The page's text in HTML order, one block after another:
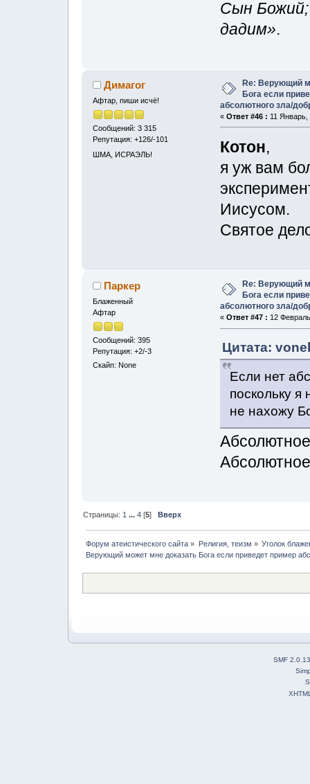
Сын
дадим».
Димагог
Афтар, пиши исчё!
Сообщений: 3 315
Репутация: +126/-101
ШМА, ИСРАЭЛЬ!
Re: Верующий
Бога если
абсолютного зла/
« Ответ #46 : 11 Январь,
Котон,
я уж вам
Иисусом.
Святое
Паркер
Блаженный
Афтар
Сообщений: 395
Репутация: +2/-3
Скайп: None
Re: Верующий
Бога если
абсолютного зла/
« Ответ #47 : 12
Цитата:
Если нет
поскольку
не нахожу
Страницы: 1 ...4 [5] Вверх
Форум атеистического сайта » Религия, теизм » Уголок
Верующий может мне доказать Бога если приведет пример
SMF 2.0.13